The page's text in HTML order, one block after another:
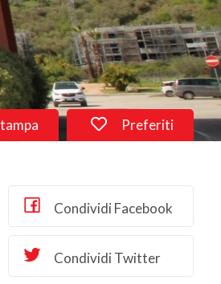
Preferiti
Condividi Facebook
Condividi Twitter